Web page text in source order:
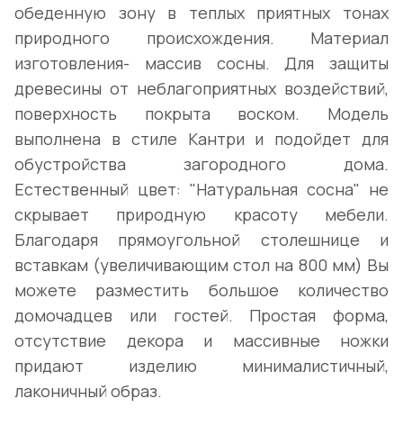
обеденную зону в теплых приятных тонах
природного происхождения. Материал
изготовления- массив сосны. Для защиты
древесины от неблагоприятных воздействий,
поверхность покрыта воском. Модель
выполнена в стиле Кантри и подойдет для
обустройства загородного дома.
Естественный цвет: "Натуральная сосна" не
скрывает природную красоту мебели.
Благодаря прямоугольной столешнице и
вставкам (увеличивающим стол на 800 мм) Вы
можете разместить большое количество
домочадцев или гостей. Простая форма,
отсутствие декора и массивные ножки
придают изделию минималистичный,
лаконичный образ.